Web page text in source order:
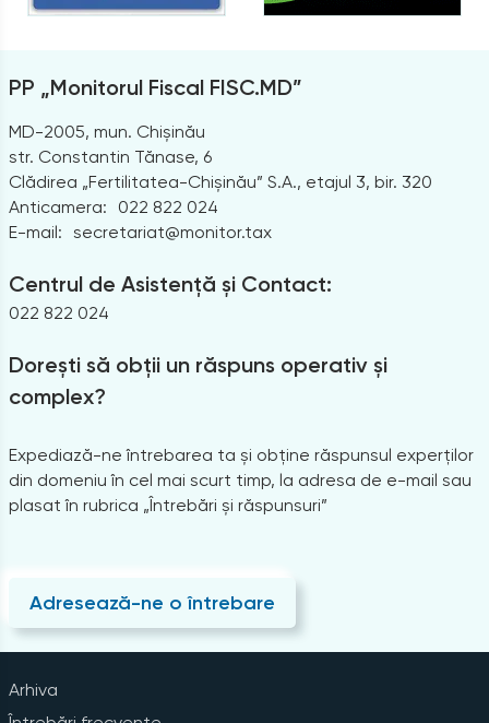
PP „Monitorul Fiscal FISC.MD”
MD-2005, mun. Chișinău
str. Constantin Tănase, 6
Clădirea „Fertilitatea-Chișinău” S.A., etajul 3, bir. 320
Anticamera:
022 822 024
E-mail: secretariat@monitor.tax
Centrul de Asistență și Contact:
022 822 024
Dorești să obții un răspuns operativ și
complex?
Expediază-ne întrebarea ta și obține răspunsul experților
din domeniu în cel mai scurt timp, la adresa de e-mail sau
plasat în rubrica „Întrebări și răspunsuri”
Adresează-ne o întrebare
Arhiva